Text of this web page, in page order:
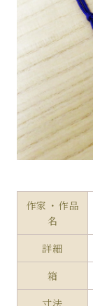
作家・作品
名
詳細
箱